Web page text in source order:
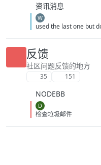
资讯消息
W
used the last one but
反馈
社区问题反馈的地方
35 151
NODEBB
D
检查垃圾邮件